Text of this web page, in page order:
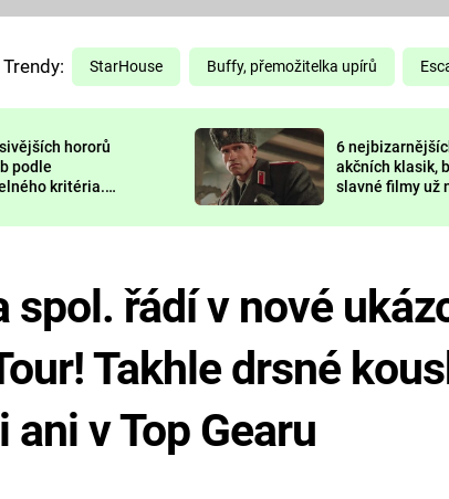
DELIVERANCE
Trendy: StarHouse Buffy, přemožitelka upírů
hororů
podle
kritéria.
tep?
6
akčních klasik,
slavné filmy už
spol. řádí v nové
Takhle drsné
v Top Gearu